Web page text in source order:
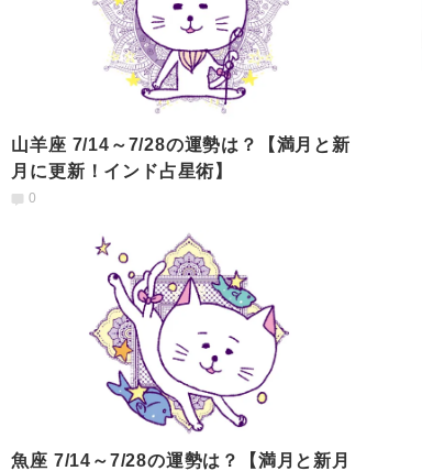
山羊座 7/14～7/28の運勢は？【満月と新
月に更新！インド占星術】
0
魚座 7/14～7/28の運勢は？【満月と新月